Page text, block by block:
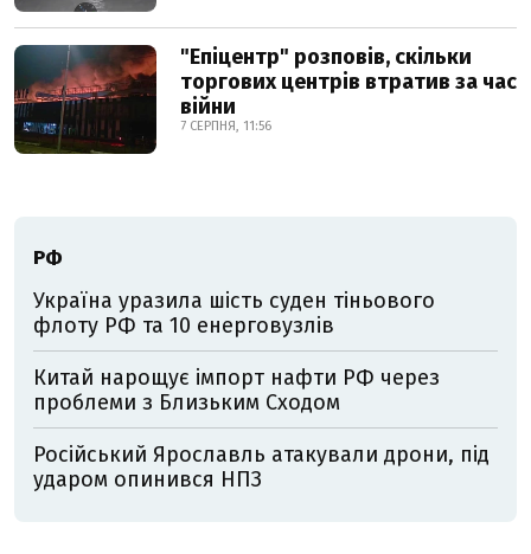
"Епіцентр" розповів, скільки
торгових центрів втратив за час
війни
7 СЕРПНЯ, 11:56
РФ
Україна уразила шість суден тіньового
флоту РФ та 10 енерговузлів
Китай нарощує імпорт нафти РФ через
проблеми з Близьким Сходом
Російський Ярославль атакували дрони, під
ударом опинився НПЗ